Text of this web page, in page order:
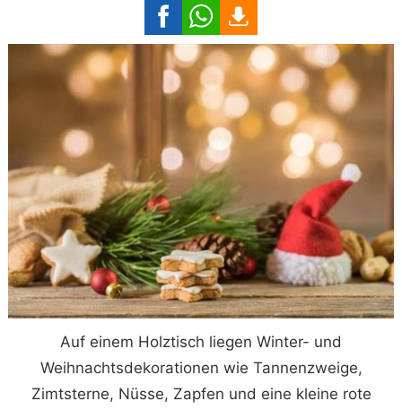
Auf einem Holztisch liegen Winter- und
Weihnachtsdekorationen wie Tannenzweige,
Zimtsterne, Nüsse, Zapfen und eine kleine rote